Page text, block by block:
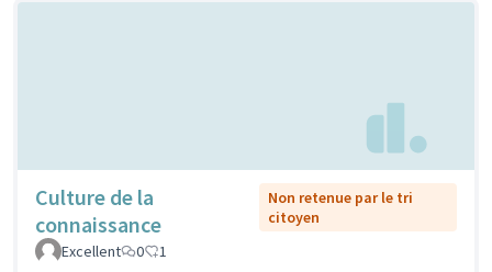
Culture de la
connaissance
Non retenue par le tri
citoyen
Excellent
0 1